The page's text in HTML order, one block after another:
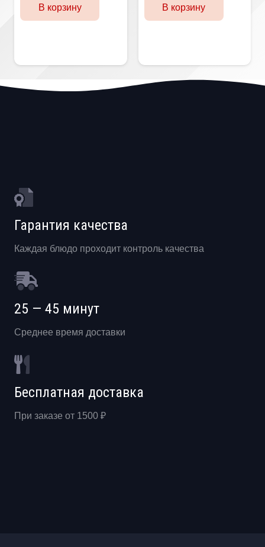
В корзину В корзину
Гарантия качества
Каждая блюдо проходит контроль качества
25 — 45 минут
Среднее время доставки
Бесплатная доставка
При заказе от 1500 ₽